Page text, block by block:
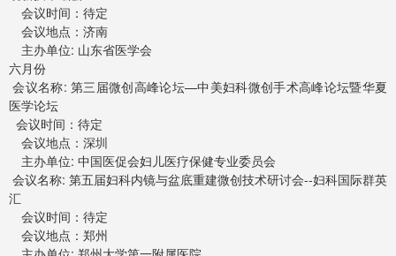
会议时间：待定
会议地点：济南
主办单位: 山东省医学会
六月份
会议名称: 第三届微创高峰论坛—中美妇科微创手术高峰论坛暨华夏
医学论坛
会议时间：待定
会议地点：深圳
主办单位: 中国医促会妇儿医疗保健专业委员会
会议名称: 第五届妇科内镜与盆底重建微创技术研讨会--妇科国际群英
汇
会议时间：待定
会议地点：郑州